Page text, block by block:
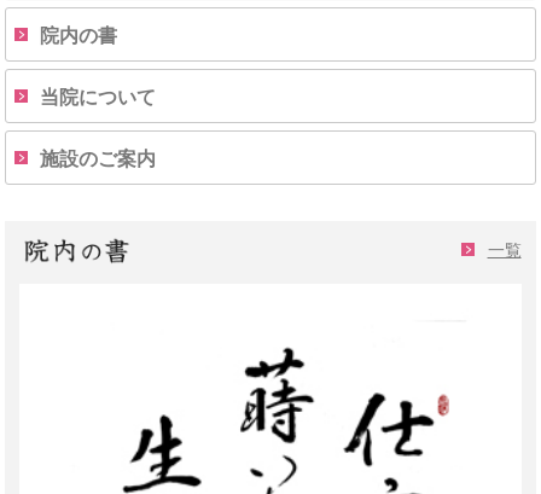
院内の書
当院について
施設のご案内
一覧